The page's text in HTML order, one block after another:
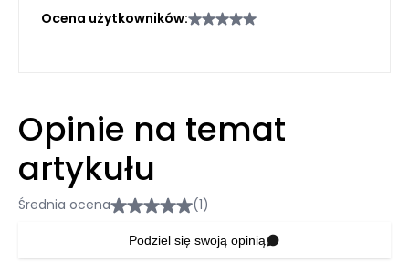
Ocena użytkowników:
Opinie na temat
artykułu
Średnia ocena (1)
Podziel się swoją opinią